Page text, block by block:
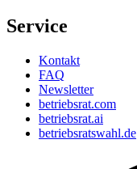
Service
Kontakt
FAQ
Newsletter
betriebsrat.com
betriebsrat.ai
betriebsratswahl.de